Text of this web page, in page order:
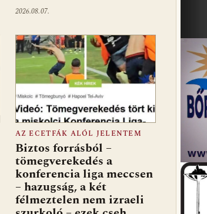
2026.08.07.
AZ ECETFÁK ALÓL JELENTEM
Biztos forrásból –
tömegverekedés a
konferencia liga meccsen
– hazugság, a két
félmeztelen nem izraeli